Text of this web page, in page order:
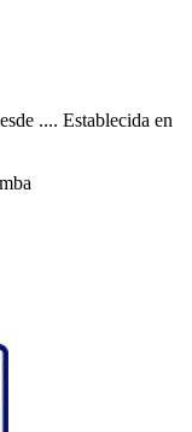
.... Establecida en